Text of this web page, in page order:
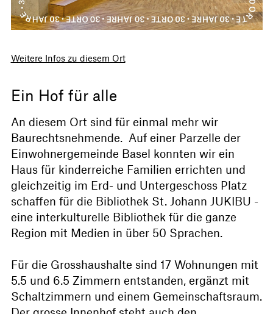
Weitere Infos zu diesem Ort
Ein Hof für alle
An diesem Ort sind für einmal mehr wir
Baurechtsnehmende. Auf einer Parzelle der
Einwohnergemeinde Basel konnten wir ein
Haus für kinderreiche Familien errichten und
gleichzeitig im Erd- und Untergeschoss Platz
schaffen für die Bibliothek St. Johann JUKIBU -
eine interkulturelle Bibliothek für die ganze
Region mit Medien in über 50 Sprachen.
Für die Grosshaushalte sind 17 Wohnungen mit
5.5 und 6.5 Zimmern entstanden, ergänzt mit
Schaltzimmern und einem Gemeinschaftsraum.